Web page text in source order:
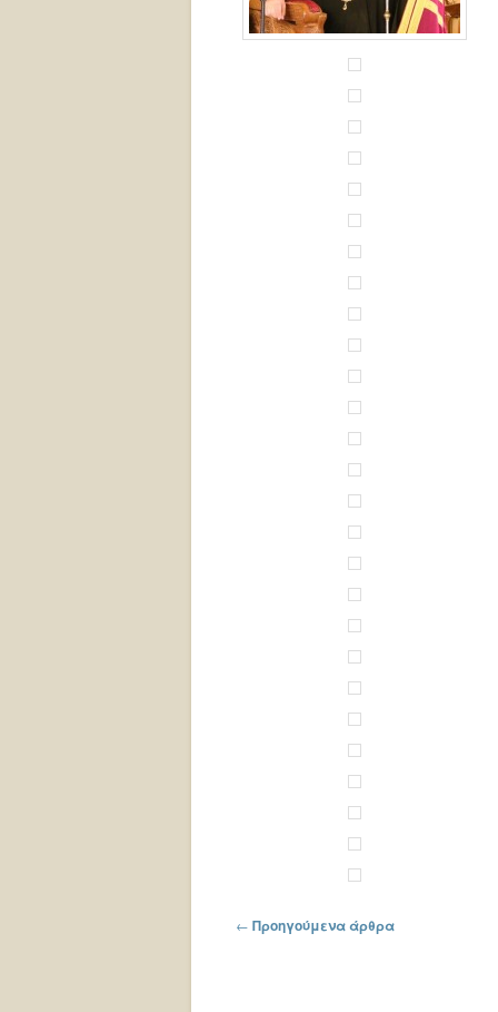
Πλοήγηση στα άρθρα
← Προηγούμενα άρθρα